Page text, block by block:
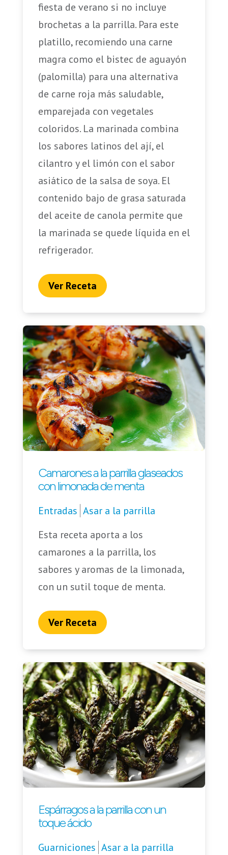
fiesta de verano si no incluye
brochetas a la parrilla. Para este
platillo, recomiendo una carne
magra como el bistec de aguayón
(palomilla) para una alternativa
de carne roja más saludable,
emparejada con vegetales
coloridos. La marinada combina
los sabores latinos del ají, el
cilantro y el limón con el sabor
asiático de la salsa de soya. El
contenido bajo de grasa saturada
del aceite de canola permite que
la marinada se quede líquida en el
refrigerador.
Ver Receta
Camarones a la parrilla glaseados
con limonada de menta
Entradas Asar a la parrilla
Esta receta aporta a los
camarones a la parrilla, los
sabores y aromas de la limonada,
con un sutil toque de menta.
Ver Receta
Espárragos a la parrilla con un
toque ácido
Guarniciones Asar a la parrilla